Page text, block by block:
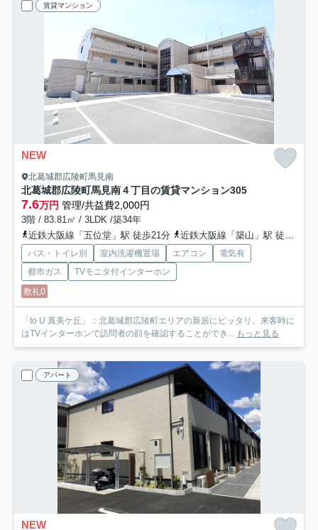
賃貸マンション
NEW
北葛城郡広陵町馬見南
北葛城郡広陵町馬見南４丁目の賃貸マンション305
7.6万円 管理/共益費2,000円
3階 / 83.81㎡ / 3LDK /築34年
近鉄大阪線「五位堂」駅 徒歩21分
近鉄大阪線「築山」駅 徒歩25分
バス・トイレ別 室内洗濯機置場 エアコン
電気有
都市ガス
TVモニタ付インターホン
敷礼0
「to U 真美ケ丘」：北葛城郡広陵町エリアの新居にピッタリ。来客時に
はTVインターホンで訪問者の顔を確認することができ...
もっと見る
アパート
NEW